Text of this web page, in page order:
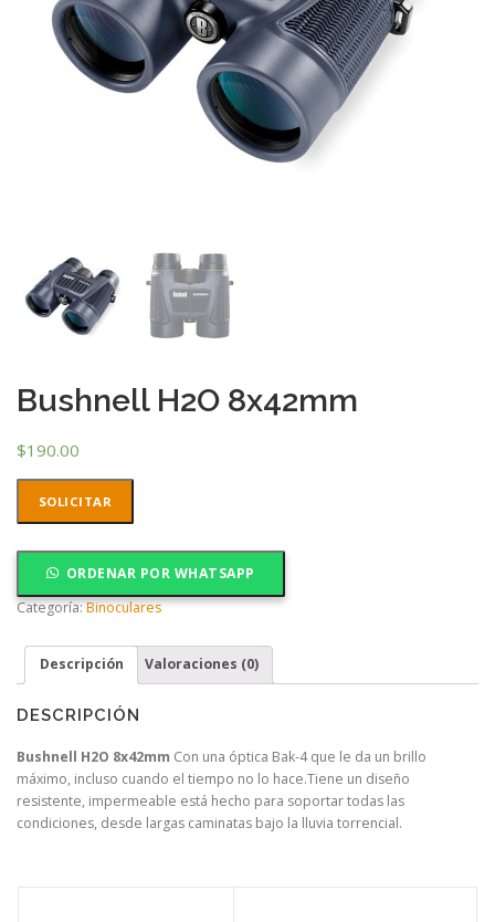
Bushnell H2O 8x42mm
$190.00
SOLICITAR
ORDENAR POR WHATSAPP
Categoría:Binoculares
Descripción Valoraciones (0)
DESCRIPCIÓN
Bushnell H2O 8x42mm Con una óptica Bak-4 que le da un brillo
máximo, incluso cuando el tiempo no lo hace.Tiene un diseño
resistente, impermeable está hecho para soportar todas las
condiciones, desde largas caminatas bajo la lluvia torrencial.